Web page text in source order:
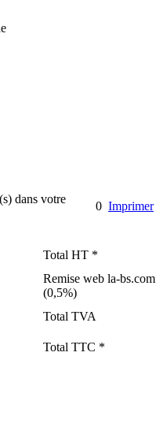
dans votre
0 Imprimer
Total HT *
Remise web la-bs.com
(0,5%)
Total TVA
Total TTC *